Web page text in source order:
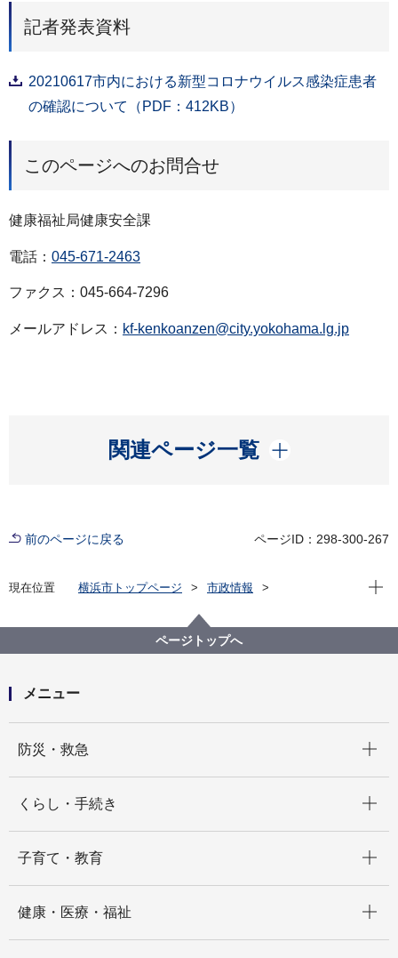
記者発表資料
20210617市内における新型コロナウイルス感染症患者
の確認について（PDF：412KB）
このページへのお問合せ
健康福祉局健康安全課
電話： 045-671-2463
ファクス：045-664-7296
メールアドレス： kf-kenkoanzen@city.yokohama.lg.jp
関連ページ一覧
開く
前のページに戻る ページID：298-300-267
現在位置 横浜市トップページ
市政情報
新型コロナウイルス感染症による新たな市内の患者確
認について
現在
ページトップへ
メニュー
防災・救急
くらし・手続き
子育て・教育
健康・医療・福祉